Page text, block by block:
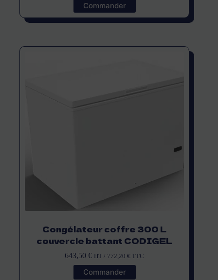
Commander
Congélateur coffre 300 L
couvercle battant CODIGEL
643,50€ HT / 772,20€ TTC
Commander